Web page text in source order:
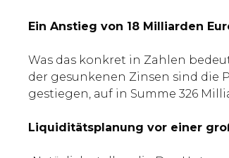
Ein Anstieg von 18 Milliarden
Was das konkret in Zahlen
der gesunkenen Zinsen sind die
gestiegen, auf in Summe 326
Liquiditätsplanung vor einer